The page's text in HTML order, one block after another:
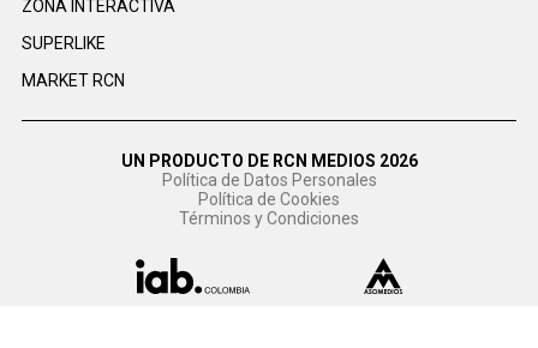
ZONA INTERACTIVA
SUPERLIKE
MARKET RCN
UN PRODUCTO DE RCN MEDIOS 2026
Política de Datos Personales
Política de Cookies
Términos y Condiciones